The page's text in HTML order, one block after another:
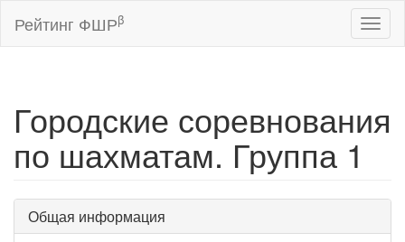
Рейтинг ФШРβ
Городские соревнования
по шахматам. Группа 1
Общая информация